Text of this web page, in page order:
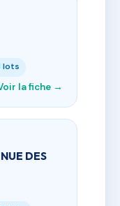
lots
la fiche →
DES